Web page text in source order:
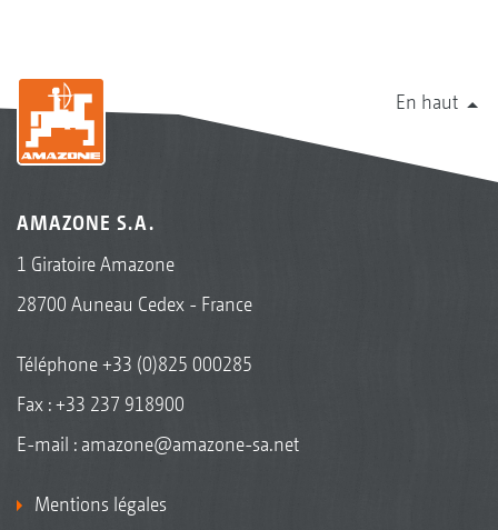
En haut
AMAZONE S.A.
1 Giratoire Amazone
28700 Auneau Cedex - France
Téléphone+33 (0)825 000285
Fax : +33 237 918900
E-mail : amazone@amazone-sa.net
Mentions légales